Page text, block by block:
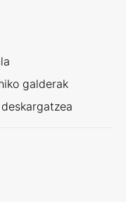
galderak